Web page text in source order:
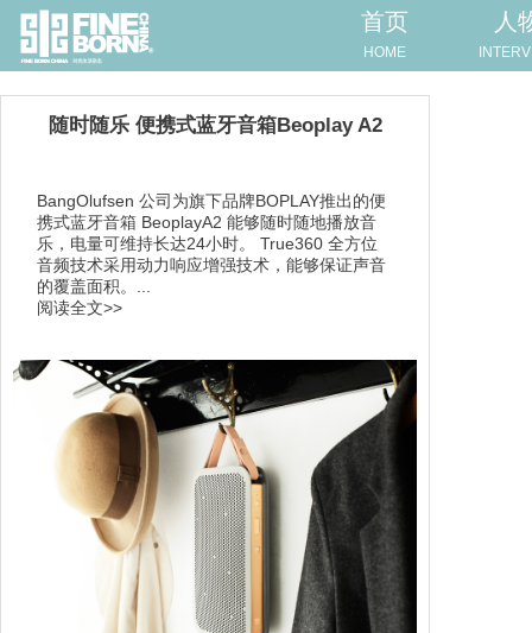
首页
HOME
人
随时随乐 便携式蓝牙音箱Beoplay A2
BangOlufsen 公司为旗下品牌BOPLAY推出的便
携式蓝牙音箱 BeoplayA2 能够随时随地播放音
乐，电量可维持长达24小时。 True360 全方位
音频技术采用动力响应增强技术，能够保证声音
的覆盖面积。...
阅读全文>>